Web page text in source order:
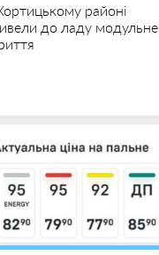
районі
до ладу модульне